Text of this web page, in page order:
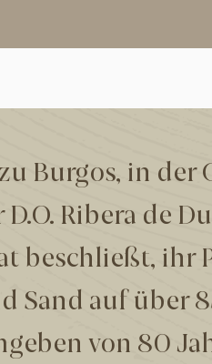
Burgos, in der
Ribera de
beschließt, ihr
Sand auf über
von 80